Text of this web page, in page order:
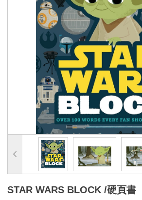
STAR WARS BLOCK /硬頁書